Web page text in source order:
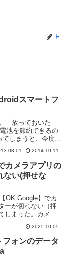
F
スマートフ
放っておいた
池を節約できるの
しまうと、今度
マート...2014.10.11
カメラアプリの
ない(押せな
OK Google】でカ
ーが切れない（押
しまった。カメラ
「シャッターを押
、写真を撮りま
ど、写真がとれな
2025.10.05
ォンのデータ